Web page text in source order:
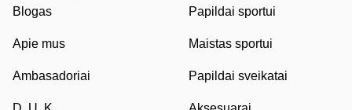
Blogas
Apie mus
Ambasadoriai
Papildai sportui
Maistas sportui
Papildai sveikatai